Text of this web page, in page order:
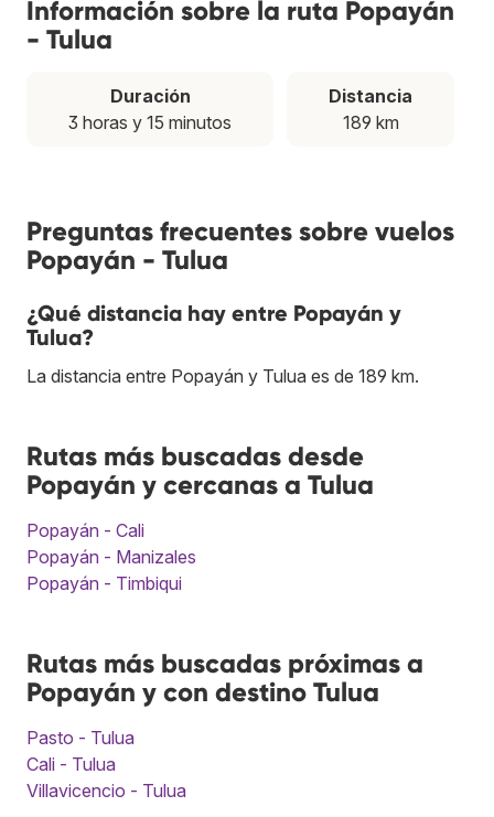
Información sobre la ruta Popayán
- Tulua
Duración
3 horas y 15 minutos
Distancia
189 km
Preguntas frecuentes sobre vuelos
Popayán - Tulua
¿Qué distancia hay entre Popayán y
Tulua?
La distancia entre Popayán y Tulua es de 189 km.
Rutas más buscadas desde
Popayán y cercanas a Tulua
Popayán - Cali
Popayán - Manizales
Popayán - Timbiqui
Rutas más buscadas próximas a
Popayán y con destino Tulua
Pasto - Tulua
Cali - Tulua
Villavicencio - Tulua